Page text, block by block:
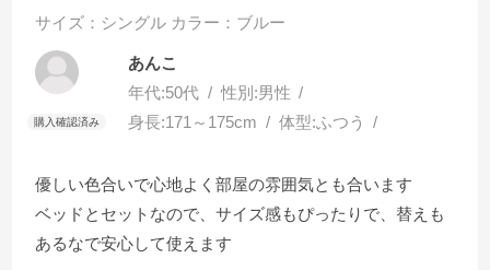
サイズ：シングル カラー：ブルー
あんこ
年代:50代 性別:男性
身長:171～175cm 体型:ふつう
優しい色合いで心地よく部屋の雰囲気とも合います
ベッドとセットなので、サイズ感もぴったりで、替えも
あるなで安心して使えます